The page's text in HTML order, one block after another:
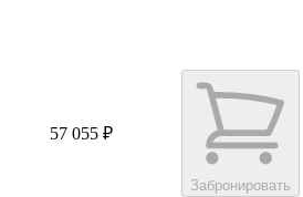
57 055 ₽
Забронировать